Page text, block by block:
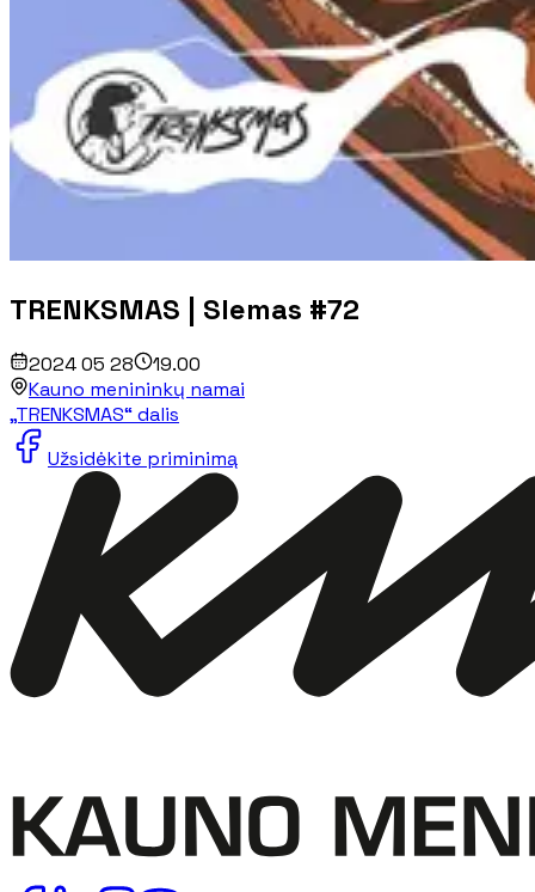
TRENKSMAS | Slemas #72
2024 05 28
19.00
Kauno menininkų namai
„TRENKSMAS“ dalis
Užsidėkite priminimą